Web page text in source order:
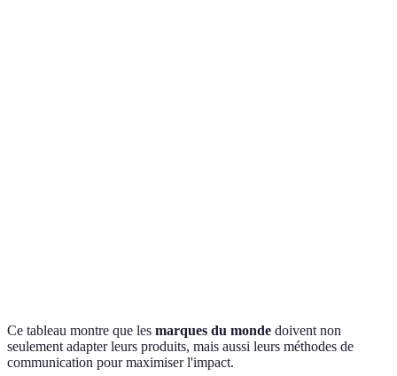
Ce tableau montre que les marques du monde doivent non
seulement adapter leurs produits, mais aussi leurs méthodes de
communication pour maximiser l'impact.